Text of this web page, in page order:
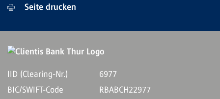
Seite drucken
IID (Clearing-Nr.)
6977
BIC/SWIFT-Code
RBABCH22977